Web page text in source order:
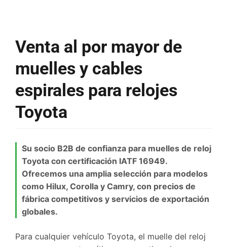
Venta al por mayor de
muelles y cables
espirales para relojes
Toyota
Su socio B2B de confianza para muelles de reloj
Toyota con certificación IATF 16949.
Ofrecemos una amplia selección para modelos
como Hilux, Corolla y Camry, con precios de
fábrica competitivos y servicios de exportación
globales.
Para cualquier vehículo Toyota, el muelle del reloj